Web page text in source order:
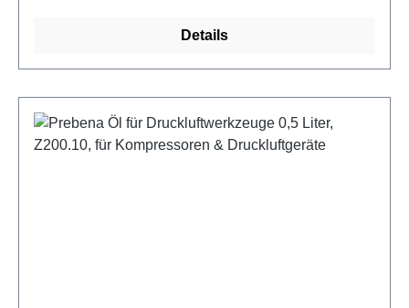
Handhabung, einfacher Transport, nur 10 kg
2840 U/min, Ansaugleistung 41 l/min | Füllleistung
24 l/min, Lautstärke 72 dB(A) | max. Druck 10 bar |
Kessel 4 l, Gewicht 10 kg | L × B × H 370 × 310 ×
Details